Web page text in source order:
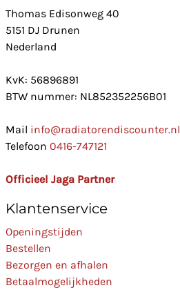
Thomas Edisonweg 40
5151 DJ Drunen
Nederland
KvK: 56896891
BTW nummer: NL852352256B01
Mail info@radiatorendiscounter.nl
Telefoon 0416-747121
Officieel Jaga Partner
Klantenservice
Openingstijden
Bestellen
Bezorgen en afhalen
Betaalmogelijkheden